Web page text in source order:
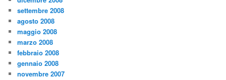
settembre 2008
agosto 2008
maggio 2008
marzo 2008
febbraio 2008
gennaio 2008
novembre 2007